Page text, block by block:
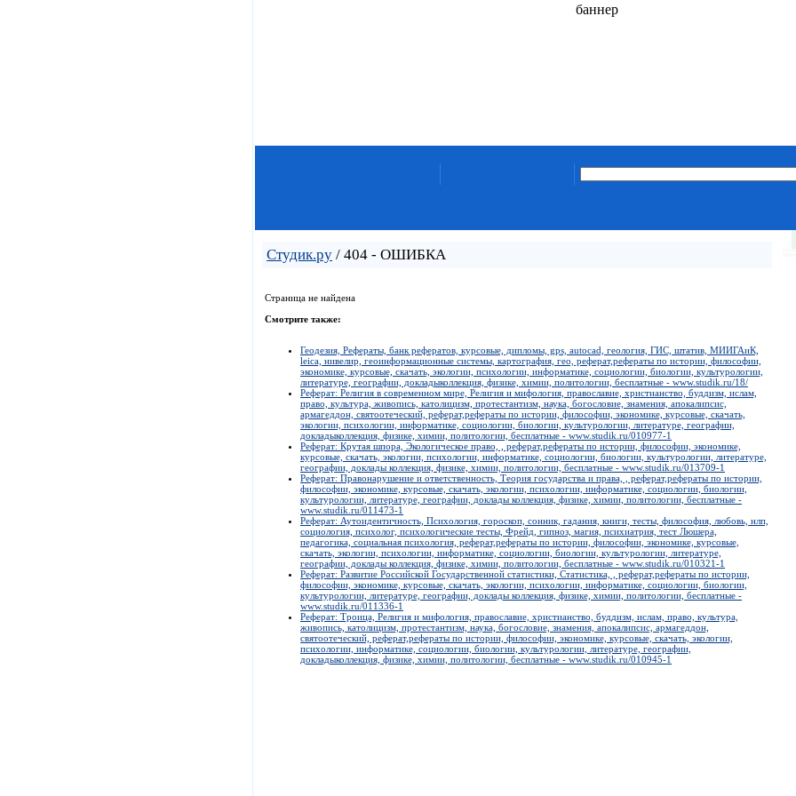
баннер
Студик.ру / 404 - ОШИБКА
Страница не найдена
Смотрите также:
Геодезия, Рефераты, банк рефератов, курсовые, дипломы, gps, autocad, геология, ГИС, штатив, МИИГАиК,
leica, нивелир, геоинформационные системы, картография, гео, реферат,рефераты по истории, философии,
экономике, курсовые, скачать, экологии, психологии, информатике, социологии, биологии, культурологии,
литературе, географии, докладыколлекция, физике, химии, политологии, бесплатные - www.studik.ru/18/
Реферат: Религия в современном мире, Религия и мифология, православие, христианство, буддизм, ислам,
право, культура, живопись, католицизм, протестантизм, наука, богословие, знамения, апокалипсис,
армагеддон, святоотеческий, реферат,рефераты по истории, философии, экономике, курсовые, скачать,
экологии, психологии, информатике, социологии, биологии, культурологии, литературе, географии,
докладыколлекция, физике, химии, политологии, бесплатные - www.studik.ru/010977-1
Реферат: Крутая шпора, Экологическое право, , реферат,рефераты по истории, философии, экономике,
курсовые, скачать, экологии, психологии, информатике, социологии, биологии, культурологии, литературе,
географии, доклады коллекция, физике, химии, политологии, бесплатные - www.studik.ru/013709-1
Реферат: Правонарушение и ответственность, Теория государства и права, , реферат,рефераты по истории,
философии, экономике, курсовые, скачать, экологии, психологии, информатике, социологии, биологии,
культурологии, литературе, географии, доклады коллекция, физике, химии, политологии, бесплатные -
www.studik.ru/011473-1
Реферат: Аутоидентичность, Психология, гороскоп, сонник, гадания, книги, тесты, философия, любовь, нлп,
социология, психолог, психологические тесты, Фрейд, гипноз, магия, психиатрия, тест Люшера,
педагогика, социальная психология, реферат,рефераты по истории, философии, экономике, курсовые,
скачать, экологии, психологии, информатике, социологии, биологии, культурологии, литературе,
географии, доклады коллекция, физике, химии, политологии, бесплатные - www.studik.ru/010321-1
Реферат: Развитие Российской Государственной статистики, Статистика, , реферат,рефераты по истории,
философии, экономике, курсовые, скачать, экологии, психологии, информатике, социологии, биологии,
культурологии, литературе, географии, доклады коллекция, физике, химии, политологии, бесплатные -
www.studik.ru/011336-1
Реферат: Троица, Религия и мифология, православие, христианство, буддизм, ислам, право, культура,
живопись, католицизм, протестантизм, наука, богословие, знамения, апокалипсис, армагеддон,
святоотеческий, реферат,рефераты по истории, философии, экономике, курсовые, скачать, экологии,
психологии, информатике, социологии, биологии, культурологии, литературе, географии,
докладыколлекция, физике, химии, политологии, бесплатные - www.studik.ru/010945-1